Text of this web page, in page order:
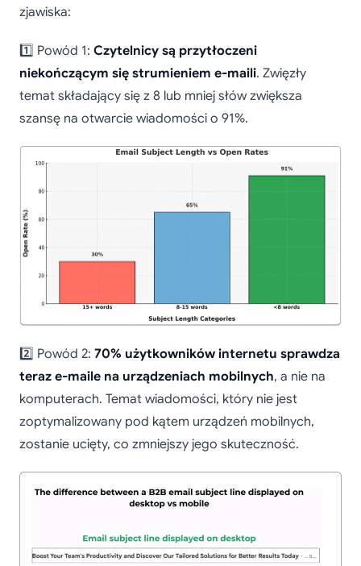
zjawiska:
1️⃣ Powód 1: Czytelnicy są przytłoczeni
niekończącym się strumieniem e-maili. Zwięzły
temat składający się z 8 lub mniej słów zwiększa
szansę na otwarcie wiadomości o 91%.
2️⃣ Powód 2: 70% użytkowników internetu sprawdza
teraz e-maile na urządzeniach mobilnych, a nie na
komputerach. Temat wiadomości, który nie jest
zoptymalizowany pod kątem urządzeń mobilnych,
zostanie ucięty, co zmniejszy jego skuteczność.